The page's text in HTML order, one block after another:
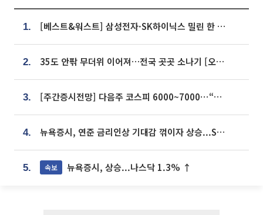
1. [베스트&워스트] 삼성전자·SK하이닉스 밀린 한 주…상상인증권은 85% 급등
2. 35도 안팎 무더위 이어져…전국 곳곳 소나기 [오늘 날씨]
3. [주간증시전망] 다음주 코스피 6000~7000⋯“外人 수급은 정책이 변수”
4. 뉴욕증시, 연준 금리인상 기대감 꺾이자 상승...S&P500 사상 최고치 [종합]
5. 속보 뉴욕증시, 상승...나스닥 1.3% ↑